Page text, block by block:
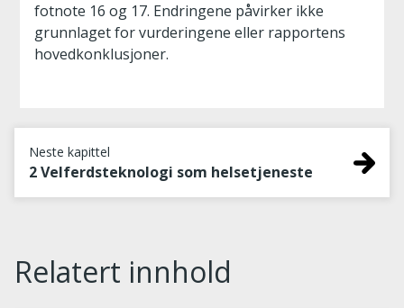
fotnote 16 og 17. Endringene påvirker ikke
grunnlaget for vurderingene eller rapportens
hovedkonklusjoner.
Neste kapittel
2 Velferdsteknologi som helsetjeneste
Relatert innhold